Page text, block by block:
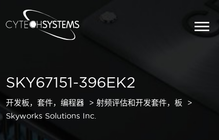
SKY67151-396EK2
开发板，套件，编程器
射频评估和开发套件，板
Skyworks Solutions Inc.